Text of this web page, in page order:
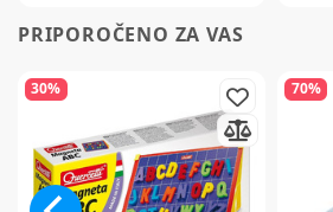
PRIPOROČENO ZA VAS
30% 70%